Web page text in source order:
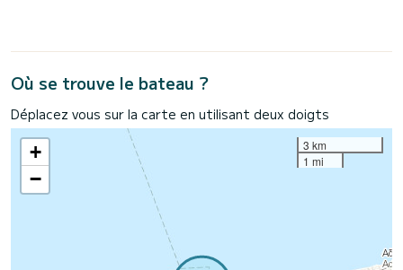
Où se trouve le bateau ?
Déplacez vous sur la carte en utilisant deux doigts
+
−
3 km
1 mi